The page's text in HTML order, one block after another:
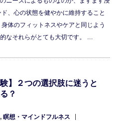
、心の状態を健やかに維持すること
体のフィットネスやケアと同じよう
なそれらがとても大切です。 …
】２つの選択肢に迷うと
？
, 瞑想・マインドフルネス